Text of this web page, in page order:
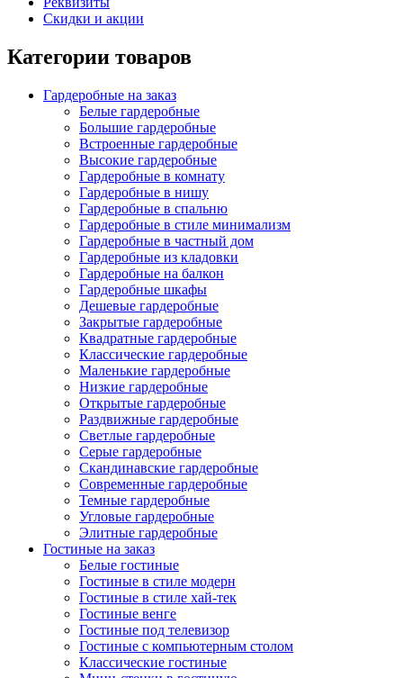
Скидки и акции
Категории товаров
Гардеробные на заказ
Белые гардеробные
Большие гардеробные
Встроенные гардеробные
Высокие гардеробные
Гардеробные в комнату
Гардеробные в нишу
Гардеробные в спальню
Гардеробные в стиле минимализм
Гардеробные в частный дом
Гардеробные из кладовки
Гардеробные на балкон
Гардеробные шкафы
Дешевые гардеробные
Закрытые гардеробные
Квадратные гардеробные
Классические гардеробные
Маленькие гардеробные
Низкие гардеробные
Открытые гардеробные
Раздвижные гардеробные
Светлые гардеробные
Серые гардеробные
Скандинавские гардеробные
Современные гардеробные
Темные гардеробные
Угловые гардеробные
Элитные гардеробные
Гостиные на заказ
Белые гостиные
Гостиные в стиле модерн
Гостиные в стиле хай-тек
Гостиные венге
Гостиные под телевизор
Гостиные с компьютерным столом
Классические гостиные